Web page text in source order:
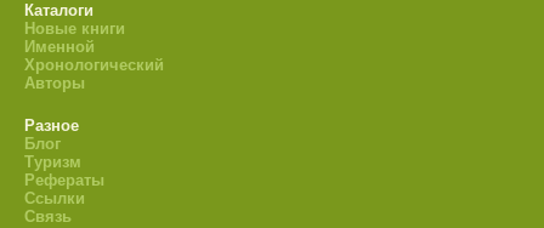
Каталоги
Новые книги
Именной
Хронологический
Авторы
Разное
Блог
Туризм
Рефераты
Ссылки
Связь